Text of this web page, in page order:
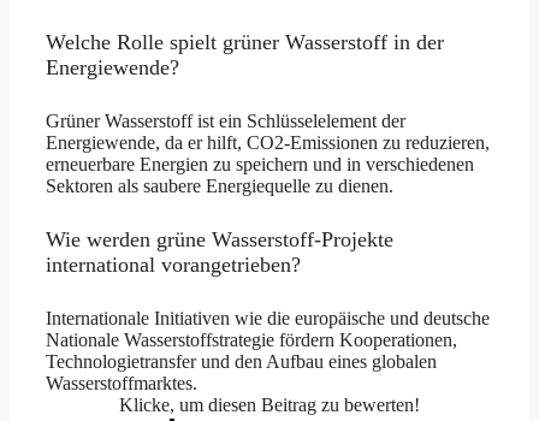
Welche Rolle spielt grüner Wasserstoff in der
Energiewende?
Grüner Wasserstoff ist ein Schlüsselelement der
Energiewende, da er hilft, CO2-Emissionen zu reduzieren,
erneuerbare Energien zu speichern und in verschiedenen
Sektoren als saubere Energiequelle zu dienen.
Wie werden grüne Wasserstoff-Projekte
international vorangetrieben?
Internationale Initiativen wie die europäische und deutsche
Nationale Wasserstoffstrategie fördern Kooperationen,
Technologietransfer und den Aufbau eines globalen
Wasserstoffmarktes.
Klicke, um diesen Beitrag zu bewerten!